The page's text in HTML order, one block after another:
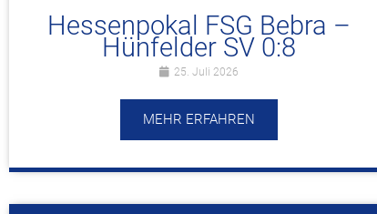
Hessenpokal FSG Bebra –
Hünfelder SV 0:8
25. Juli 2026
MEHR ERFAHREN